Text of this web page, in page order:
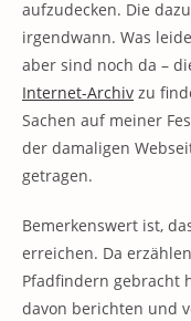
aufzudecken. Die
irgendwann. Was
aber sind noch da –
Internet-Archiv zu
Sachen auf meiner
der damaligen
getragen.
Bemerkenswert ist,
erreichen. Da
Pfadfindern gebracht
davon berichten und